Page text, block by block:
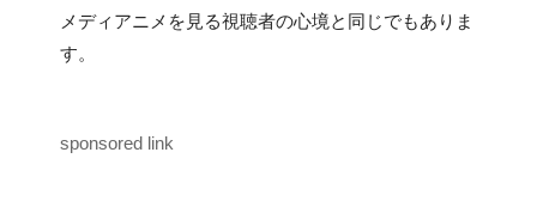
メディアニメを見る視聴者の心境と同じでもありま
す。
sponsored link